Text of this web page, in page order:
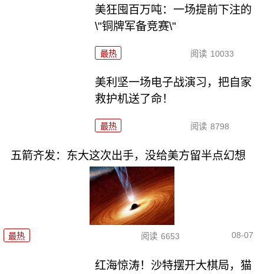
美狂囤百万吨：一场提前下注的
\"铜牌军备竞赛\"
最热 阅读 10033
美利坚一场电子战演习，把自家
救护机送了命！
最热 阅读 8798
五箭齐发：东大这次出手，没给美方留半点幻想
最热 阅读 6653 08-07
红海惊涛！沙特摆开大棋局，猫